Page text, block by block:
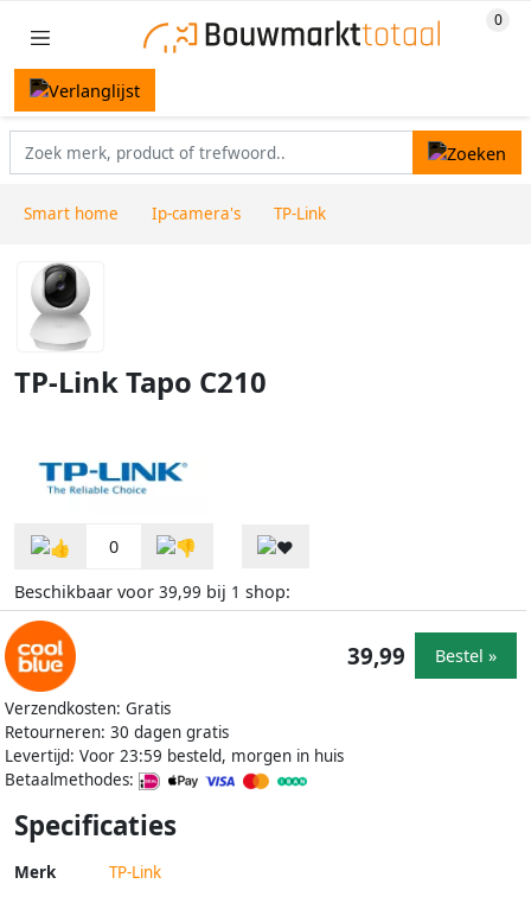
Smart home Ip-camera's TP-Link
TP-Link Tapo C210
0
Beschikbaar voor 39,99 bij 1 shop:
Verzendkosten: Gratis
Retourneren: 30 dagen gratis
Levertijd: Voor 23:59 besteld, morgen in huis
Betaalmethodes:
39,99 Bestel »
Specificaties
Merk TP-Link